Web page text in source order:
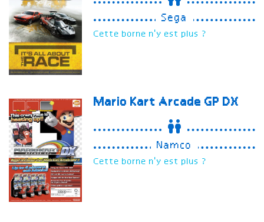
Sega
Cette borne n'y est plus ?
Mario Kart Arcade GP DX
Namco
Cette borne n'y est plus ?